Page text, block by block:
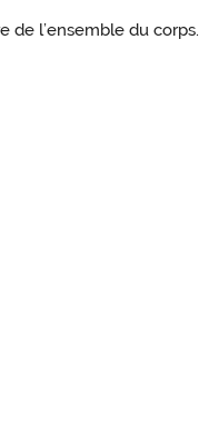
de l’ensemble du corps.